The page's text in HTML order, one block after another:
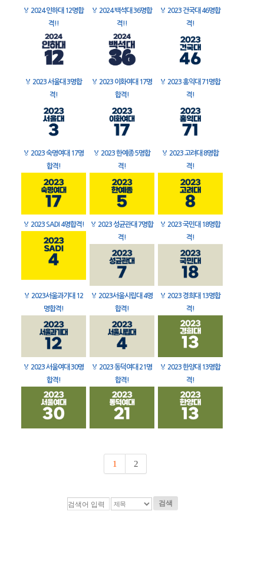
🏅 2024 인하대 12명합
격!!
🏅 2024 백석대 36명합
격!!
🏅 2023 건국대 46명합
격!
🏅 2023 서울대 3명합
격!
🏅 2023 이화여대 17명
합격!
🏅 2023 홍익대 71명합
격!
🏅 2023 숙명여대 17명
합격!
🏅 2023 한예종 5명합
격!
🏅 2023 고려대 8명합
격!
🏅 2023 SADI 4명합격! 🏅 2023 성균관대 7명합
격!
🏅 2023 국민대 18명합
격!
🏅 2023서울과기대 12
명합격!
🏅 2023서울시립대 4명
합격!
🏅 2023 경희대 13명합
격!
🏅 2023 서울여대 30명
합격!
🏅 2023 동덕여대 21명
합격!
🏅 2023 한양대 13명합
격!
1 2
검색